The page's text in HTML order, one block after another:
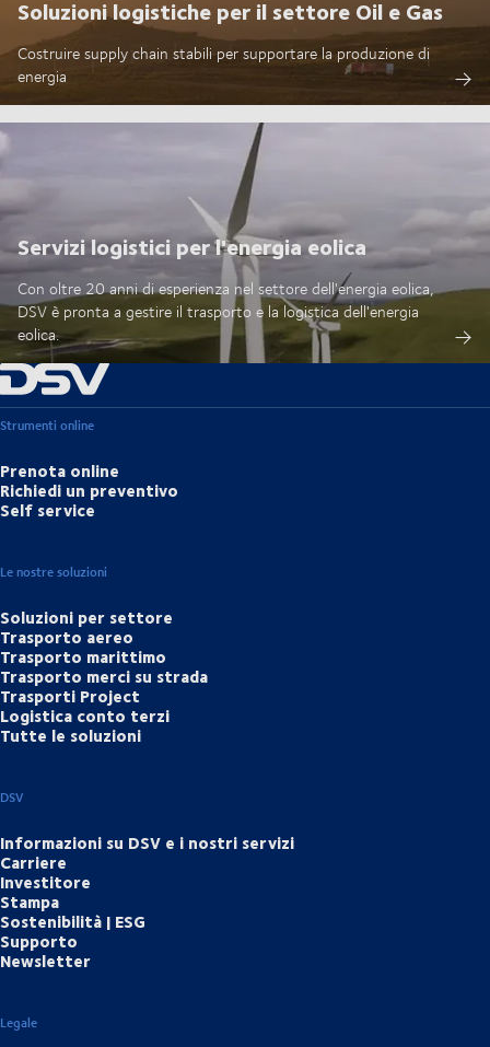
Soluzioni logistiche per il settore Oil e Gas
Costruire supply chain stabili per supportare la produzione di
energia
Servizi logistici per l'energia eolica
Con oltre 20 anni di esperienza nel settore dell'energia eolica,
DSV è pronta a gestire il trasporto e la logistica dell'energia
eolica.
Strumenti online
Prenota online
Richiedi un preventivo
Self service
Le nostre soluzioni
Soluzioni per settore
Trasporto aereo
Trasporto marittimo
Trasporto merci su strada
Trasporti Project
Logistica conto terzi
Tutte le soluzioni
DSV
Informazioni su DSV e i nostri servizi
Carriere
Investitore
Stampa
Sostenibilità | ESG
Supporto
Newsletter
Legale